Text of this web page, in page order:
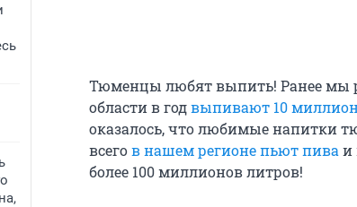
Тюменцы любят выпить! Ранее мы
области в годвыпивают 10
оказалось, что любимые напитки
всегов нашем регионе пьют пива и
более 100 миллионов литров!